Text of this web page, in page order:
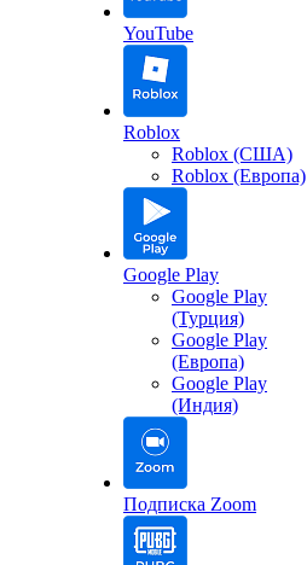
YouTube
Roblox
Roblox (США)
Roblox (Европа)
Google Play
Google Play
(Турция)
Google Play
(Европа)
Google Play
(Индия)
Подписка Zoom